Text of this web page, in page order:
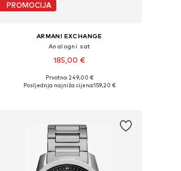
PROMOCIJA
ARMANI EXCHANGE
Analogni sat
185,00 €
Dostupne veličine: One Size
Prvotno: 249,00 €
Posljednja najniža cijena:159,20 €